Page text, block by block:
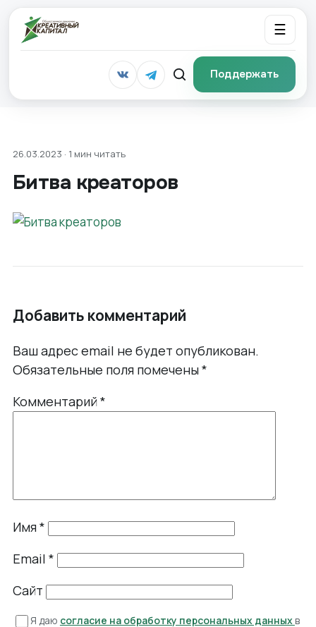
☰
Поддержать
26.03.2023 · 1 мин читать
Битва креаторов
Добавить комментарий
Ваш адрес email не будет опубликован.
Обязательные поля помечены*
Комментарий*
Имя*
Email *
Сайт
Я даю согласие на обработку персональных данных в